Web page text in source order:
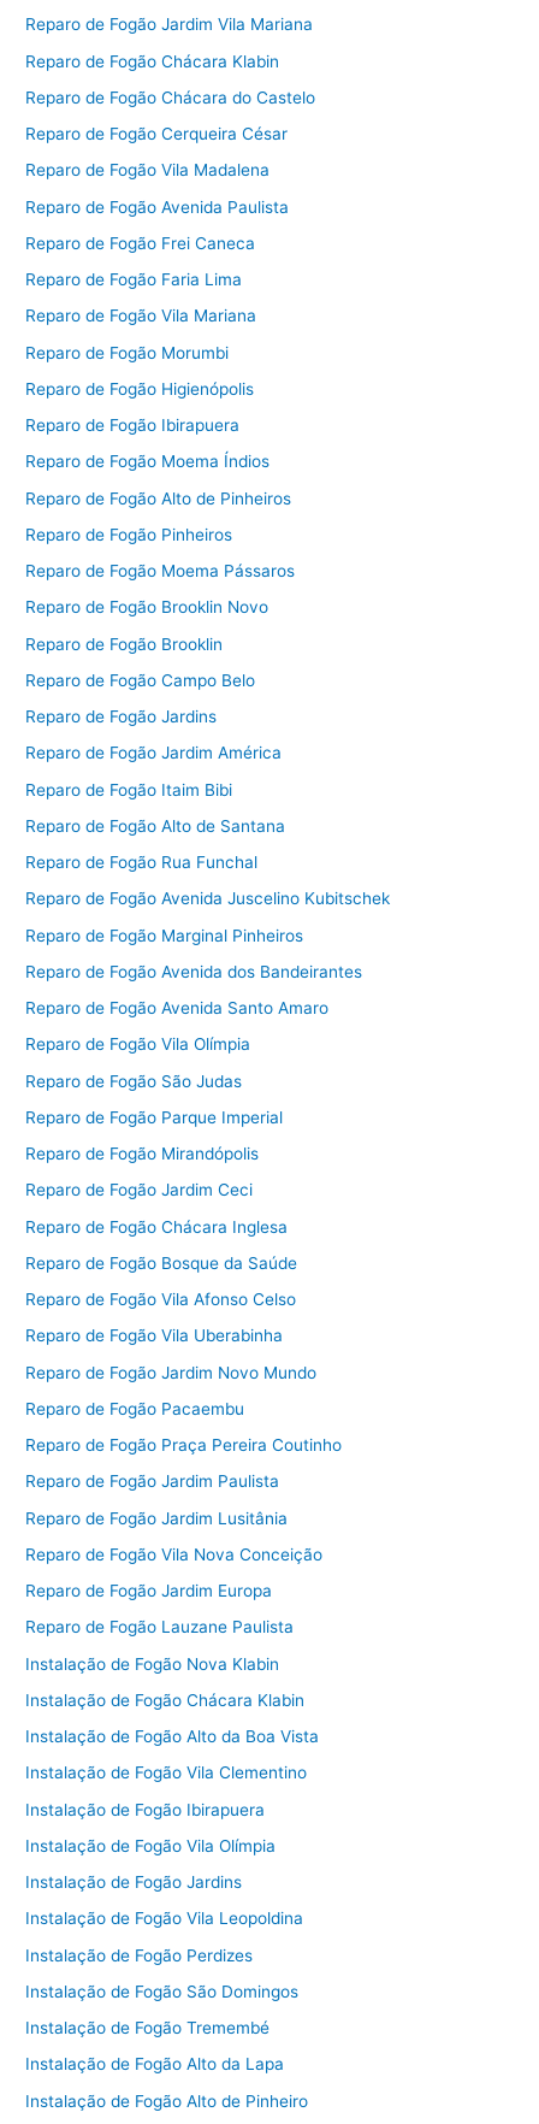
Reparo de Fogão Jardim Vila Mariana
Reparo de Fogão Chácara Klabin
Reparo de Fogão Chácara do Castelo
Reparo de Fogão Cerqueira César
Reparo de Fogão Vila Madalena
Reparo de Fogão Avenida Paulista
Reparo de Fogão Frei Caneca
Reparo de Fogão Faria Lima
Reparo de Fogão Vila Mariana
Reparo de Fogão Morumbi
Reparo de Fogão Higienópolis
Reparo de Fogão Ibirapuera
Reparo de Fogão Moema Índios
Reparo de Fogão Alto de Pinheiros
Reparo de Fogão Pinheiros
Reparo de Fogão Moema Pássaros
Reparo de Fogão Brooklin Novo
Reparo de Fogão Brooklin
Reparo de Fogão Campo Belo
Reparo de Fogão Jardins
Reparo de Fogão Jardim América
Reparo de Fogão Itaim Bibi
Reparo de Fogão Alto de Santana
Reparo de Fogão Rua Funchal
Reparo de Fogão Avenida Juscelino Kubitschek
Reparo de Fogão Marginal Pinheiros
Reparo de Fogão Avenida dos Bandeirantes
Reparo de Fogão Avenida Santo Amaro
Reparo de Fogão Vila Olímpia
Reparo de Fogão São Judas
Reparo de Fogão Parque Imperial
Reparo de Fogão Mirandópolis
Reparo de Fogão Jardim Ceci
Reparo de Fogão Chácara Inglesa
Reparo de Fogão Bosque da Saúde
Reparo de Fogão Vila Afonso Celso
Reparo de Fogão Vila Uberabinha
Reparo de Fogão Jardim Novo Mundo
Reparo de Fogão Pacaembu
Reparo de Fogão Praça Pereira Coutinho
Reparo de Fogão Jardim Paulista
Reparo de Fogão Jardim Lusitânia
Reparo de Fogão Vila Nova Conceição
Reparo de Fogão Jardim Europa
Reparo de Fogão Lauzane Paulista
Instalação de Fogão Nova Klabin
Instalação de Fogão Chácara Klabin
Instalação de Fogão Alto da Boa Vista
Instalação de Fogão Vila Clementino
Instalação de Fogão Ibirapuera
Instalação de Fogão Vila Olímpia
Instalação de Fogão Jardins
Instalação de Fogão Vila Leopoldina
Instalação de Fogão Perdizes
Instalação de Fogão São Domingos
Instalação de Fogão Tremembé
Instalação de Fogão Alto da Lapa
Instalação de Fogão Alto de Pinheiro